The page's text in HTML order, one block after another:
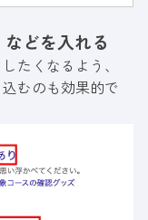
どを入れる
たくなるよう、
むのも効果的で